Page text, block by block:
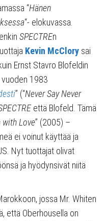
“Hänen
“- elokuvassa.
SPECTREn
Kevin McClory sai
Ernst Stavro Blofeldin
1983
” (“Never Say Never
että Blofeld. Tämä
with Love” (2005) –
ei voinut käyttää ja
Nyt tuottajat olivat
ja hyödynsivät niitä
jossa Mr. Whiten
että Oberhousella on